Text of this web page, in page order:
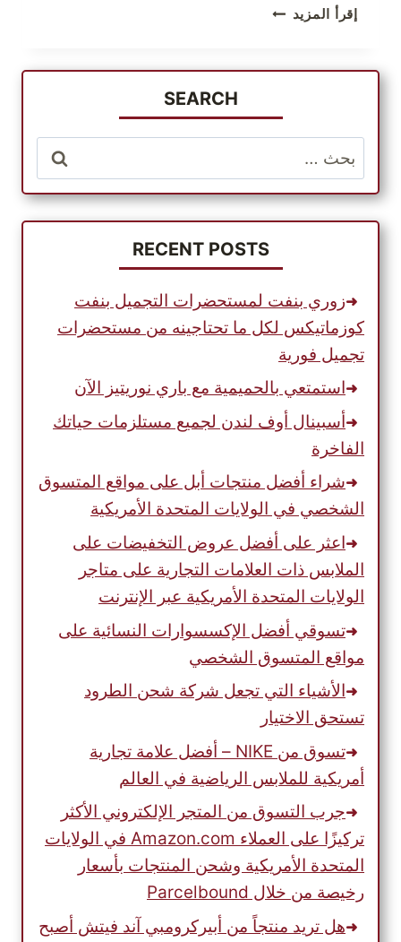
إقرأ المزيد هل
من
أبيركرومبي
آند
فيتش
الأمر
سهلاً
الآن
PARCELBOUND
SEARCH
عن:
RECENT POSTS
زوري بنفت لمستحضرات التجميل بنفت
كوزماتيكس لكل ما تحتاجينه من مستحضرات
تجميل فورية
استمتعي بالحميمية مع باري نوريتيز الآن
أسبينال أوف لندن لجميع مستلزمات حياتك
الفاخرة
شراء أفضل منتجات أبل على مواقع المتسوق
الشخصي في الولايات المتحدة الأمريكية
اعثر على أفضل عروض التخفيضات على
الملابس ذات العلامات التجارية على متاجر
الولايات المتحدة الأمريكية عبر الإنترنت
تسوقي أفضل الإكسسوارات النسائية على
مواقع المتسوق الشخصي
الأشياء التي تجعل شركة شحن الطرود
تستحق الاختيار
تسوق من NIKE – أفضل علامة تجارية
أمريكية للملابس الرياضية في العالم
جرب التسوق من المتجر الإلكتروني الأكثر
تركيزًا على العملاء Amazon.com في الولايات
المتحدة الأمريكية وشحن المنتجات بأسعار
رخيصة من خلال Parcelbound
هل تريد منتجاً من أبيركرومبي آند فيتش أصبح